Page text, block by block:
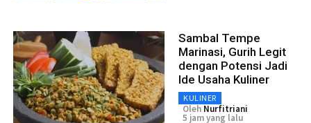
Sambal Tempe
Marinasi, Gurih Legit
dengan Potensi Jadi
Ide Usaha Kuliner
KULINER
Oleh Nurfitriani
5 jam yang lalu